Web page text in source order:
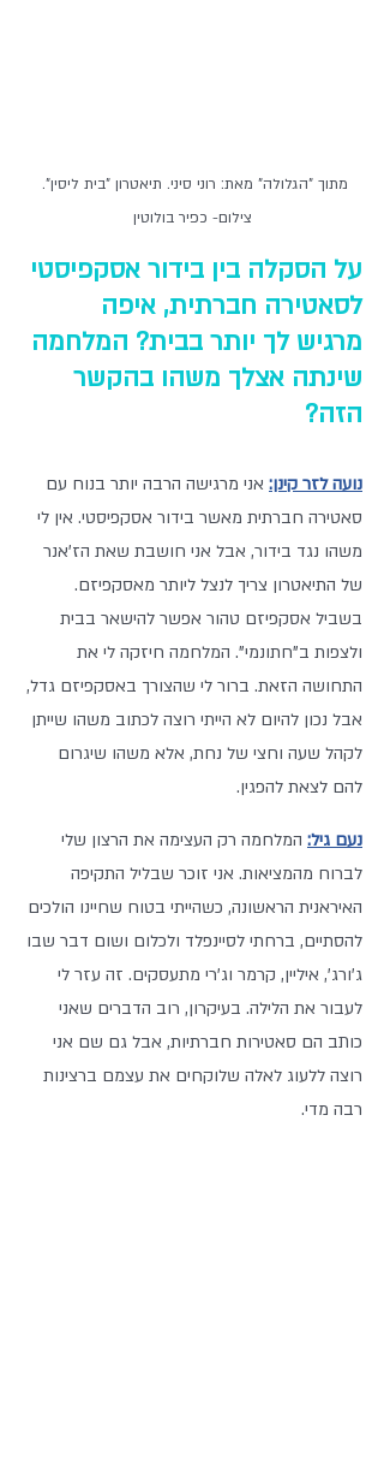
מתוך "הגלולה" מאת: רוני סיני. תיאטרון "בית ליסין".
צילום- כפיר בולוטין
על הסקלה בין בידור אסקפיסטי
לסאטירה חברתית, איפה
מרגיש לך יותר בבית? המלחמה
שינתה אצלך משהו בהקשר
הזה?
נועה לזר קינן: אני מרגישה הרבה יותר בנוח עם
סאטירה חברתית מאשר בידור אסקפיסטי. אין לי
משהו נגד בידור, אבל אני חושבת שאת הז'אנר
של התיאטרון צריך לנצל ליותר מאסקפיזם.
בשביל אסקפיזם טהור אפשר להישאר בבית
ולצפות ב"חתונמי". המלחמה חיזקה לי את
התחושה הזאת. ברור לי שהצורך באסקפיזם גדל,
אבל נכון להיום לא הייתי רוצה לכתוב משהו שייתן
לקהל שעה וחצי של נחת, אלא משהו שיגרום
להם לצאת להפגין.
נעם גיל: המלחמה רק העצימה את הרצון שלי
לברוח מהמציאות. אני זוכר שבליל התקיפה
האיראנית הראשונה, כשהייתי בטוח שחיינו הולכים
להסתיים, ברחתי לסיינפלד ולכלום ושום דבר שבו
ג'ורג', איליין, קרמר וג'רי מתעסקים. זה עזר לי
לעבור את הלילה. בעיקרון, רוב הדברים שאני
כותב הם סאטירות חברתיות, אבל גם שם אני
רוצה ללעוג לאלה שלוקחים את עצמם ברצינות
רבה מדי.